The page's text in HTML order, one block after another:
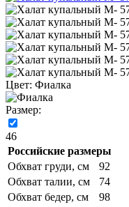
Цвет: Фиалка
Размер:
46
Российские размеры
Обхват груди, см
92
Обхват талии, см
74
Обхват бедер, см
98